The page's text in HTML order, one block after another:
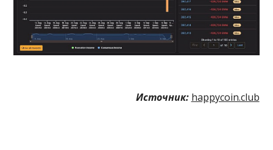
Источник: happycoin.club